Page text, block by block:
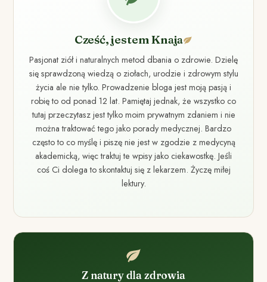
Cześć, jestem Knaja
Pasjonat ziół i naturalnych metod dbania o zdrowie. Dzielę
się sprawdzoną wiedzą o ziołach, urodzie i zdrowym stylu
życia ale nie tylko. Prowadzenie bloga jest moją pasją i
robię to od ponad 12 lat. Pamiętaj jednak, że wszystko co
tutaj przeczytasz jest tylko moim prywatnym zdaniem i nie
można traktować tego jako porady medycznej. Bardzo
często to co myślę i piszę nie jest w zgodzie z medycyną
akademicką, więc traktuj te wpisy jako ciekawostkę. Jeśli
coś Ci dolega to skontaktuj się z lekarzem. Życzę miłej
lektury.
Z natury dla zdrowia